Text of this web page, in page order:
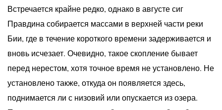
Встречается крайне редко, однако в августе сиг
Правдина собирается массами в верхней части реки
Бии, где в течение короткого времени задерживается и
вновь исчезает. Очевидно, такое скопление бывает
перед нерестом, хотя точное время не установлено. Не
установлено также, откуда он появляется здесь,
поднимается ли с низовий или опускается из озера.